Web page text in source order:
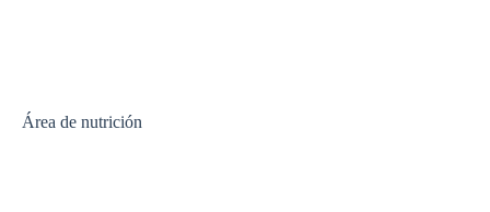
Área de nutrición